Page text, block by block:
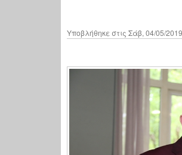
Υποβλήθηκε στις Σάβ, 04/05/